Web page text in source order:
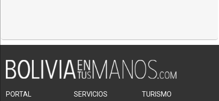
PORTAL SERVICIOS TURISMO